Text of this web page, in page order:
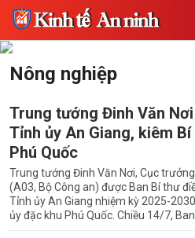
Nông nghiệp
Trung tướng Đinh Văn
Tỉnh ủy An Giang, kiêm
Phú Quốc
Trung tướng Đinh Văn Nơi, Cục
(A03, Bộ Công an) được Ban Bí thư
Tỉnh ủy An Giang nhiệm kỳ 2025-
ủy đặc khu Phú Quốc. Chiều 14/7,